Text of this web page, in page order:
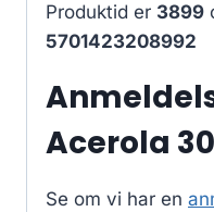
Produktid er 3899
5701423208992
Acerola
Se om vi har en